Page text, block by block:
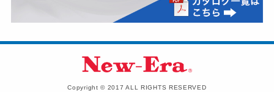
Copyright © 2017 ALL RIGHTS RESERVED